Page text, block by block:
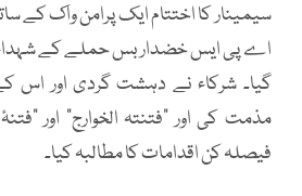
سیمینار کا اختتام ایک پرامن واک کے
اے پی ایس خضدار بس حملے کے شہداء
گیا۔ شرکاء نے دہشت گردی اور اس
مذمت کی اور “فتنتہ الخوارج” اور
فیصلہ کن اقدامات کا مطالبہ کیا۔